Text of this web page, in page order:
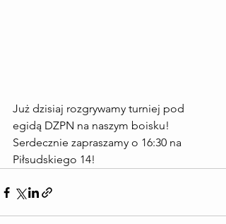
Już dzisiaj rozgrywamy turniej pod
egidą DZPN na naszym boisku!
Serdecznie zapraszamy o 16:30 na
Piłsudskiego 14!